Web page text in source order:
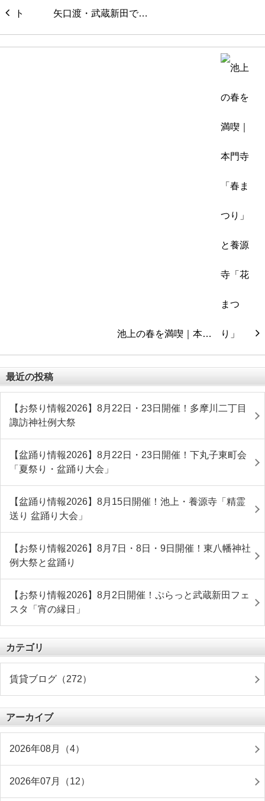
矢口渡・武蔵新田で…
池上の春を満喫｜本…
最近の投稿
【お祭り情報2026】8月22日・23日開催！多摩川二丁目
諏訪神社例大祭
【盆踊り情報2026】8月22日・23日開催！下丸子東町会
「夏祭り・盆踊り大会」
【盆踊り情報2026】8月15日開催！池上・養源寺「精霊
送り 盆踊り大会」
【お祭り情報2026】8月7日・8日・9日開催！東八幡神社
例大祭と盆踊り
【お祭り情報2026】8月2日開催！ぷらっと武蔵新田フェ
スタ「宵の縁日」
カテゴリ
賃貸ブログ（272）
アーカイブ
2026年08月（4）
2026年07月（12）